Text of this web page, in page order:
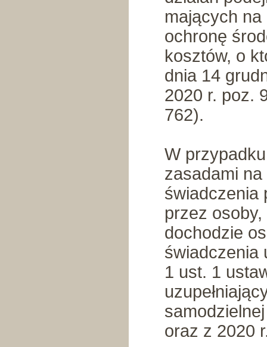
mających
ochronę
kosztów, o
dnia 14
2020 r. poz.
762).
W
zasadami
świadczenia
przez
dochodzie
świadczenia
1 ust. 1
oraz z 2020